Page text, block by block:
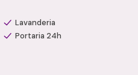
Lavanderia
Portaria 24h